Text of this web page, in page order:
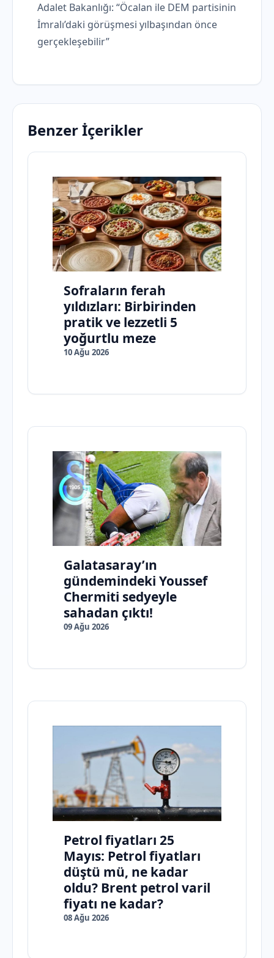
Adalet Bakanlığı: “Öcalan ile DEM partisinin
İmralı’daki görüşmesi yılbaşından önce
gerçekleşebilir”
Benzer İçerikler
Sofraların ferah
yıldızları: Birbirinden
pratik ve lezzetli 5
yoğurtlu meze
10 Ağu 2026
Galatasaray’ın
gündemindeki Youssef
Chermiti sedyeyle
sahadan çıktı!
09 Ağu 2026
Petrol fiyatları 25
Mayıs: Petrol fiyatları
düştü mü, ne kadar
oldu? Brent petrol varil
fiyatı ne kadar?
08 Ağu 2026